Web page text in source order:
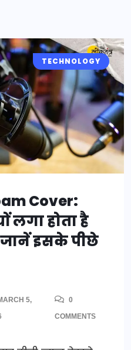
TECHNOLOGY
Cover:
होता है
इसके पीछे
5,
0
COMMENTS